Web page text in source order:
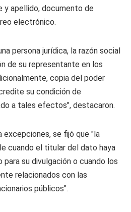
y apellido, documento de
electrónico.
persona jurídica, la razón social
de su representante en los
copia del poder
su condición de
a tales efectos", destacaron.
excepciones, se fijó que "la
cuando el titular del dato haya
su divulgación o cuando los
relacionados con las
públicos".